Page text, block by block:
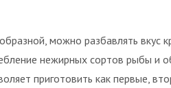
можно разбавлять вкус
нежирных сортов рыбы и
приготовить как первые,